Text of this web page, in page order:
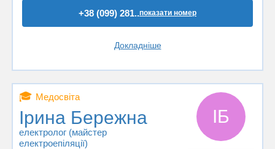
+38 (099) 281..показати номер
Докладніше
🎓 Медосвіта
Ірина Бережна
електролог (майстер
електроепіляції)
ІБ